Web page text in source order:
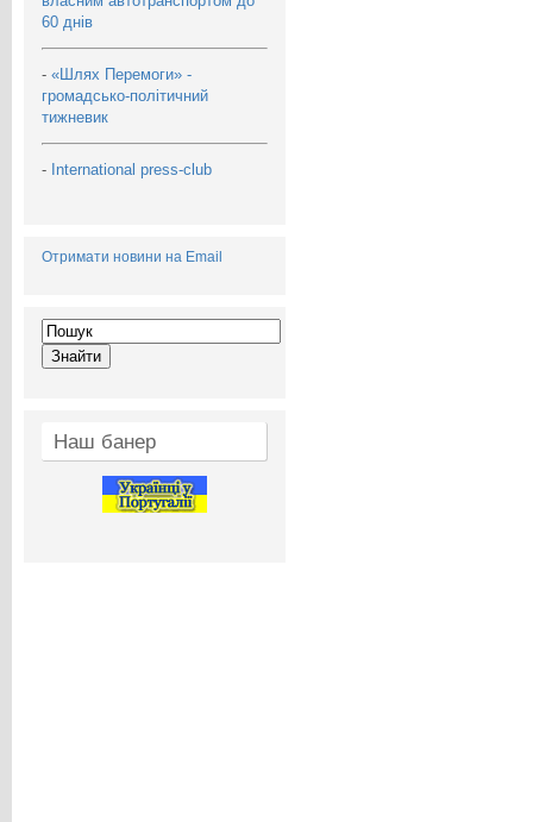
60 днів
- «Шлях Перемоги» -
громадсько-політичний
тижневик
- International press-club
Отримати новини на Email
Наш банер